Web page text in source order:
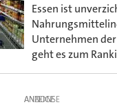
Essen ist
Unternehmen
geht es zum
ANZEIGE